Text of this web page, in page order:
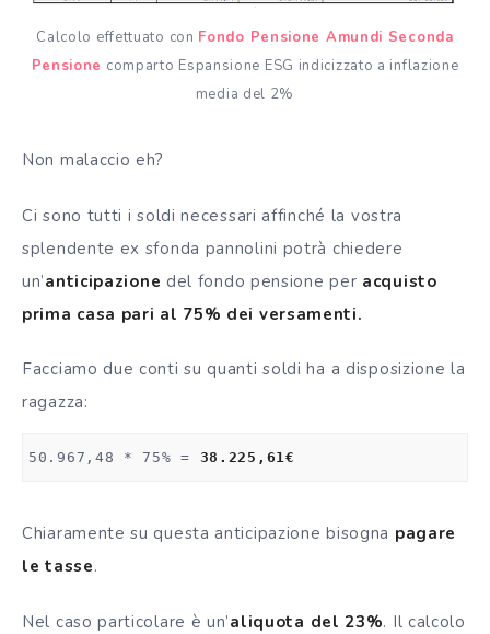
Calcolo effettuato con Fondo Pensione Amundi Seconda
Pensione comparto Espansione ESG indicizzato a inflazione
media del 2%
Non malaccio eh?
Ci sono tutti i soldi necessari affinché la vostra
splendente ex sfonda pannolini potrà chiedere
un’anticipazione del fondo pensione per acquisto
prima casa pari al 75% dei versamenti.
Facciamo due conti su quanti soldi ha a disposizione la
ragazza:
50.967,48 * 75% = 38.225,61€
Chiaramente su questa anticipazione bisogna pagare
le tasse.
Nel caso particolare è un’aliquota del 23%. Il calcolo